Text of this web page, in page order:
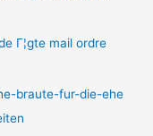
Г¦gte mail ordre
braute-fur-die-ehe